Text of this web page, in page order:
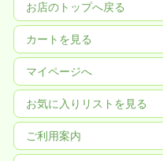
お店のトップへ戻る
カートを見る
マイページへ
お気に入りリストを見る
ご利用案内